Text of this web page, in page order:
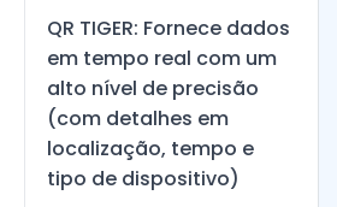
QR TIGER: Fornece dados
em tempo real com um
alto nível de precisão
(com detalhes em
localização, tempo e
tipo de dispositivo)